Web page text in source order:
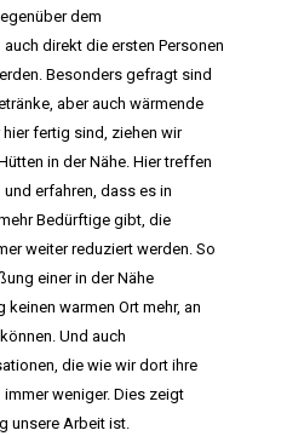
dem
direkt die ersten Personen
Besonders gefragt sind
aber auch wärmende
fertig sind, ziehen wir
in der Nähe. Hier treffen
erfahren, dass es in
Bedürftige gibt, die
weiter reduziert werden. So
einer in der Nähe
keinen warmen Ort mehr, an
Und auch
die wie wir dort ihre
weniger. Dies zeigt
unsere Arbeit ist.